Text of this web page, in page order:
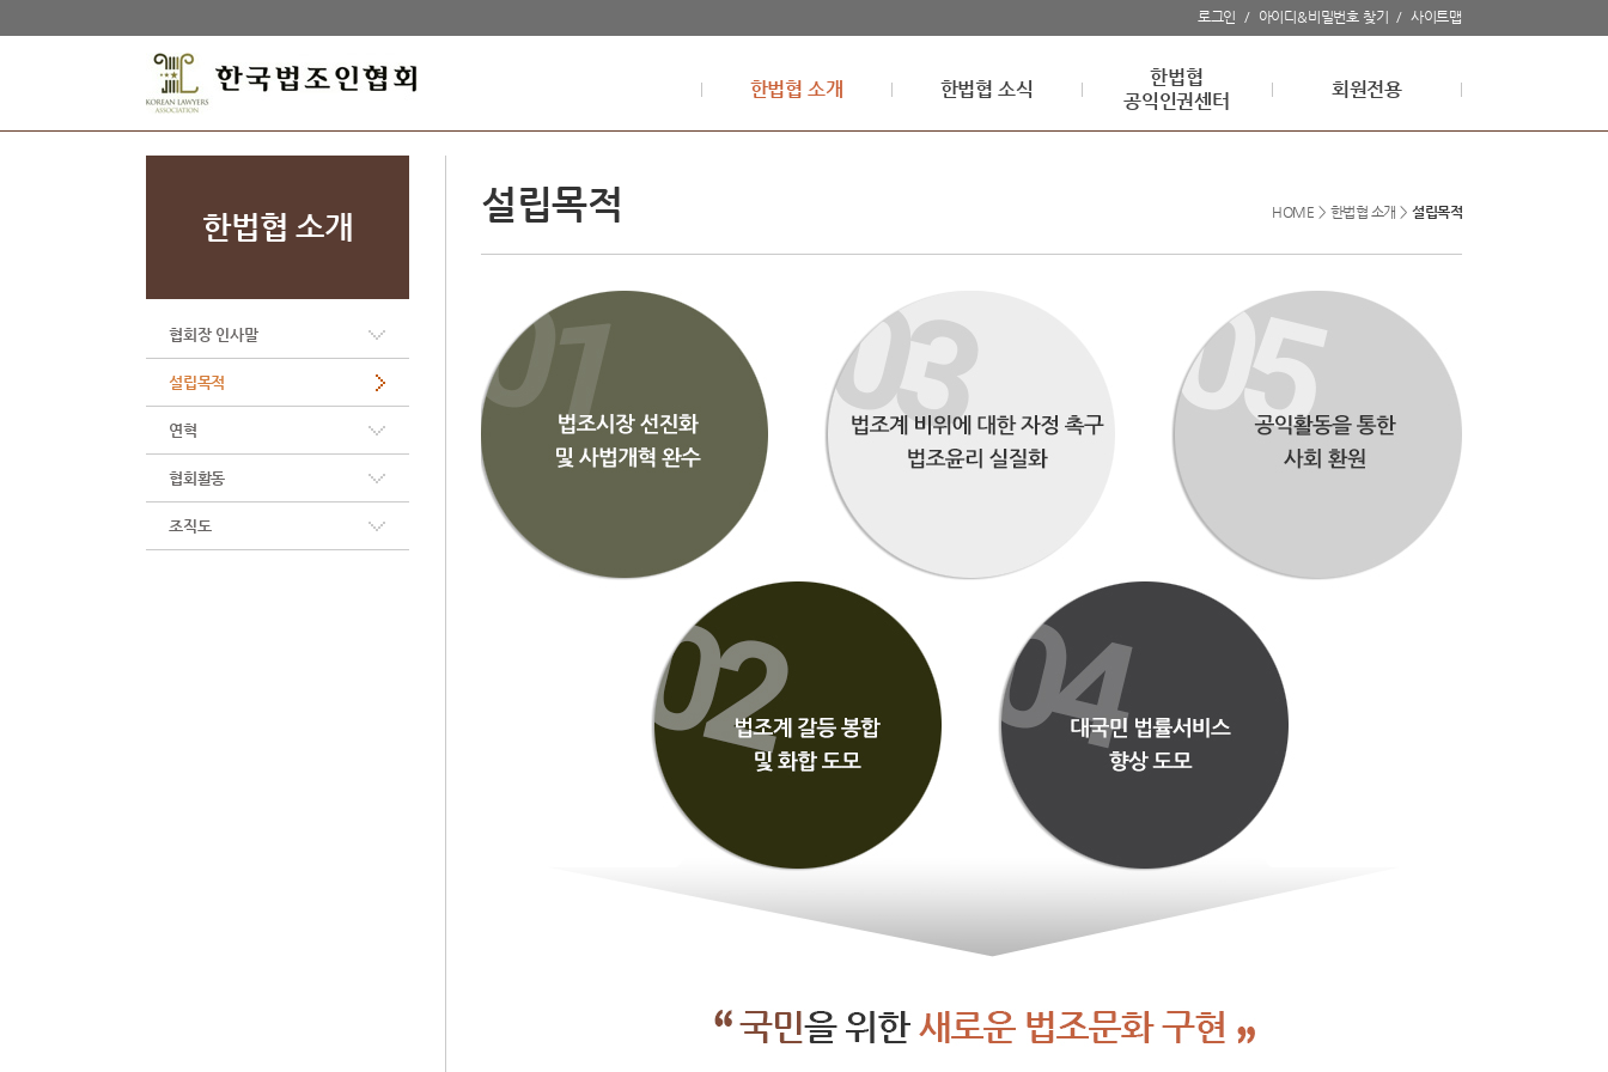
로그인 / 아이디&비밀번호 찾기 / 사이트맵
한법협 소개 한법협 소식
한법협
공익인권센터
회원전용
한법협 소개
협회장 인사말
설립목적
연혁
협회활동
조직도
설립목적 HOME > 한법협 소개 > 설립목적